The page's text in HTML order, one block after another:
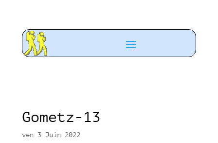
Gometz-13
ven 3 Juin 2022